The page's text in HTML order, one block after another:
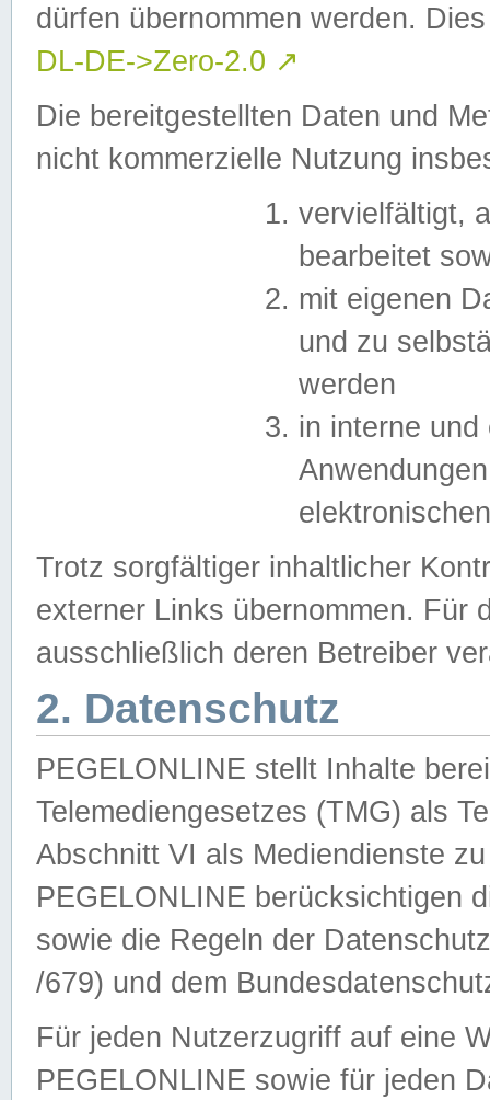
dürfen übernommen werden.
DL-DE->Zero-2.0 ↗
Die bereitgestellten Daten und
nicht kommerzielle Nutzung
vervielfältigt,
bearbeitet
mit eigenen
und zu
werden
in interne
Trotz sorgfältiger inhaltlicher
externer Links übernommen. Für
ausschließlich deren Betreiber
2. Datenschutz
PEGELONLINE stellt Inhalte
Telemediengesetzes (TMG) als
Abschnitt VI als Mediendienste
PEGELONLINE berücksichtigen
sowie die Regeln der
/679) und dem
Für jeden Nutzerzugriff auf eine
PEGELONLINE sowie für jeden